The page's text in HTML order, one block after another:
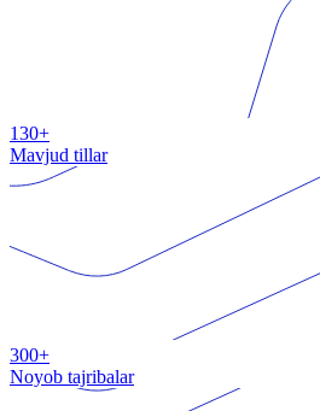
130+
Mavjud tillar
300+
Noyob tajribalar